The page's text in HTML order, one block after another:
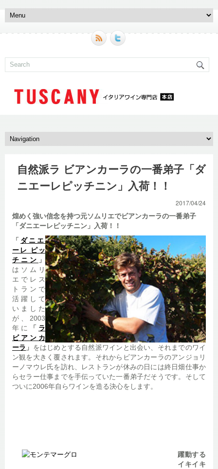
自然派ラ ビアンカーラの一番弟子「ダ
ニエーレピッチニン」入荷！！
2017/04/24
煌めく強い信念を持つ元ソムリエでビアンカーラの一番弟子
「ダニエーレピッチニン」
入荷！！
「 ダニエ
ーレ ピッ
チニン 」
はソムリ
エでレス
トランで
活躍して
いました
が、2003
年に
「 ラ
ビアンカ
ーラ 」 をはじめとする自然派ワインと出会い、それまでのワイ
ン観を大きく覆されます。それからビアンカーラのアンジョリ
ーノマウレ氏を訪れ、レストランが休みの日には終日畑仕事か
らセラー仕事までを手伝っていた一番弟子だそうです。そして
ついに2006年自らワインを造る決心をします。
躍動する
イキイキ